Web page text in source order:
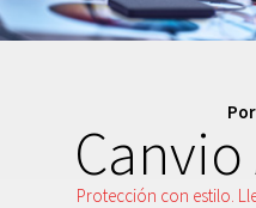
Protección con estilo.